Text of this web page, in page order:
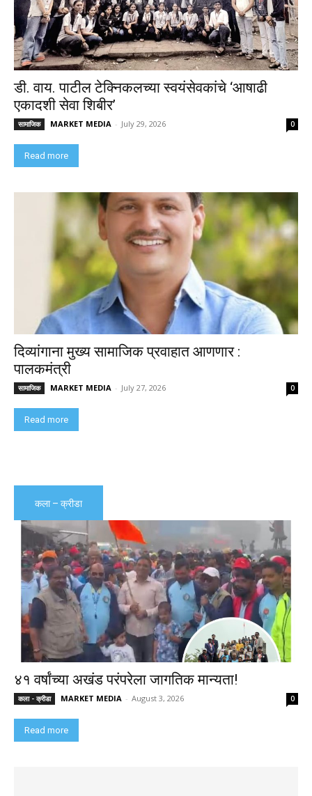
डी. वाय. पाटील टेक्निकलच्या स्वयंसेवकांचे ‘आषाढी
एकादशी सेवा शिबीर’
सामाजिक MARKET MEDIA - July 29, 2026 0
Read more
दिव्यांगाना मुख्य सामाजिक प्रवाहात आणणार :
पालकमंत्री
सामाजिक MARKET MEDIA - July 27, 2026 0
Read more
कला – क्रीडा
४१ वर्षांच्या अखंड परंपरेला जागतिक मान्यता!
कला - क्रीडा MARKET MEDIA - August 3, 2026 0
Read more